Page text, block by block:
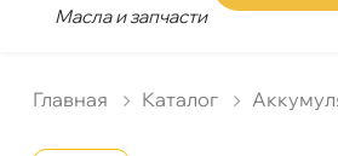
Масла и запчасти
Главная Катало